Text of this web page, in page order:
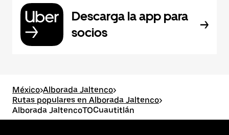
Descarga la app para
socios
México>Alborada Jaltenco>
Rutas populares en Alborada Jaltenco>
Alborada JaltencoTOCuautitlán